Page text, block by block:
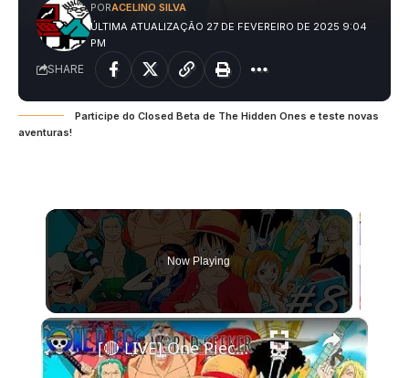
ÚLTIMA ATUALIZAÇÃO 27 DE FEVEREIRO DE 2025 9:04
PM
PORACELINO SILVA
SHARE
Participe do Closed Beta de The Hidden Ones e teste novas
aventuras!
Now Playing
×
[🔴 LIVE] One Piece World Seeker - Luffy procurando a tripulação Legendado em Português PT-BR Parte 8